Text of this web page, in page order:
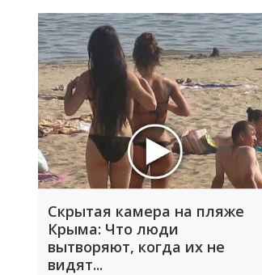
Скрытая камера на пляже
Крыма: Что люди
вытворяют, когда их не
видят...